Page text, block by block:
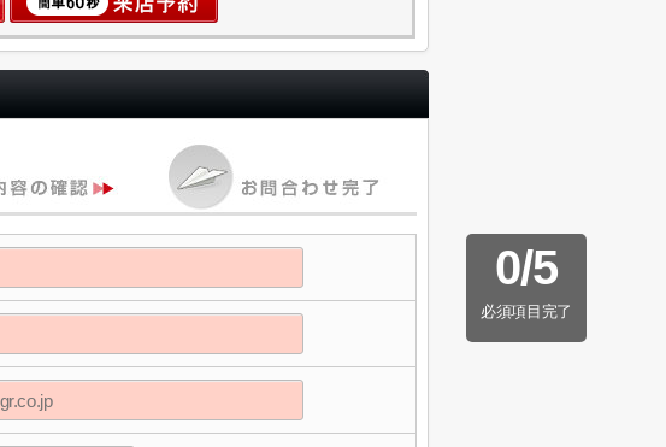
0/5
必須項目完了